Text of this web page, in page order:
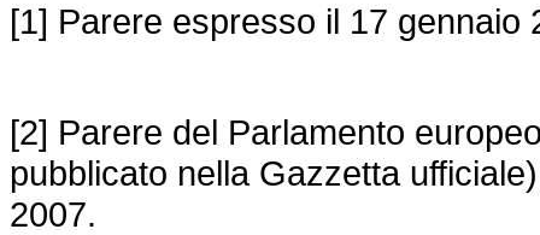
[1] Parere espresso il 17 gennaio
[2] Parere del Parlamento
pubblicato nella Gazzetta
2007.